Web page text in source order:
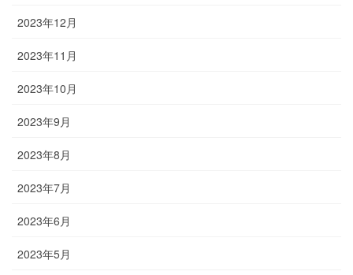
2023年12月
2023年11月
2023年10月
2023年9月
2023年8月
2023年7月
2023年6月
2023年5月